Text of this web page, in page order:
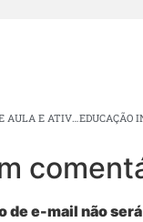
de e-mail não